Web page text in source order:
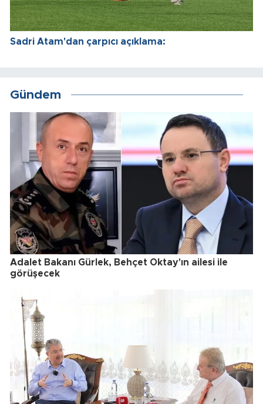
Sadri Atam'dan çarpıcı açıklama:
Gündem
Adalet Bakanı Gürlek, Behçet Oktay'ın ailesi ile
görüşecek